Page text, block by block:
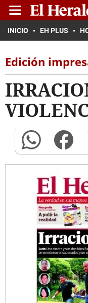
INICIO EH PLUS
Edición